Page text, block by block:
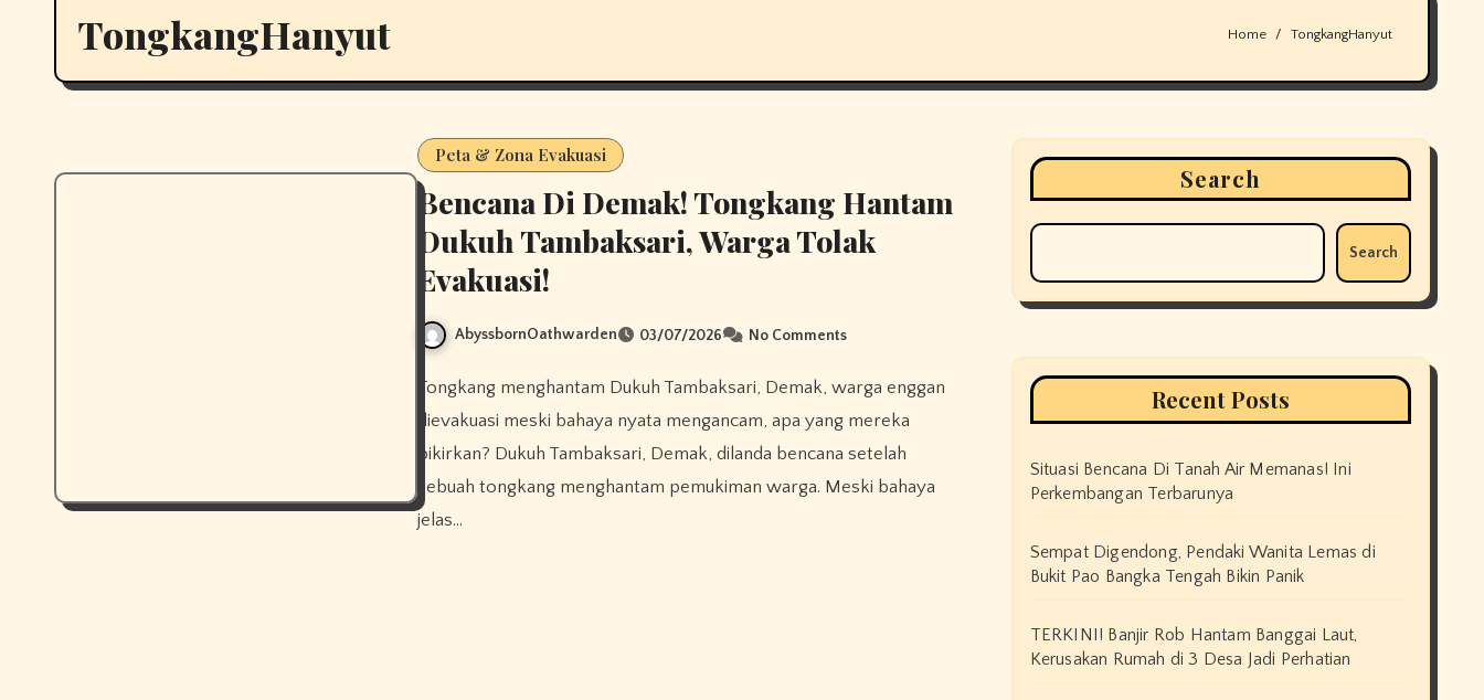
TongkangHanyut Home TongkangHanyut
Peta & Zona Evakuasi
Bencana Di Demak! Tongkang Hantam
Dukuh Tambaksari, Warga Tolak
Evakuasi!
AbyssbornOathwarden 03/07/2026 No Comments
Tongkang menghantam Dukuh Tambaksari, Demak, warga enggan
dievakuasi meski bahaya nyata mengancam, apa yang mereka
pikirkan? Dukuh Tambaksari, Demak, dilanda bencana setelah
sebuah tongkang menghantam pemukiman warga. Meski bahaya
jelas…
Search
Search
Recent Posts
Situasi Bencana Di Tanah Air Memanas! Ini
Perkembangan Terbarunya
Sempat Digendong, Pendaki Wanita Lemas di
Bukit Pao Bangka Tengah Bikin Panik
TERKINI! Banjir Rob Hantam Banggai Laut,
Kerusakan Rumah di 3 Desa Jadi Perhatian